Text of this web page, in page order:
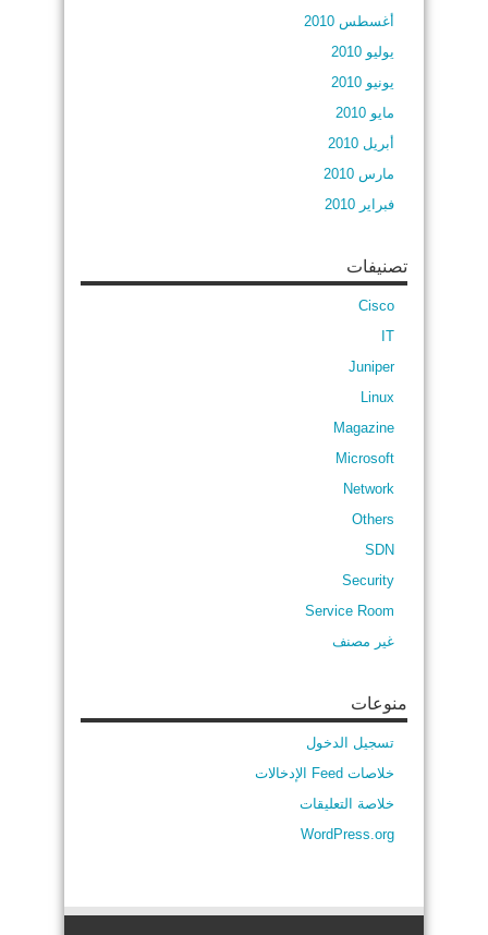
أغسطس 2010
يوليو 2010
يونيو 2010
مايو 2010
أبريل 2010
مارس 2010
فبراير 2010
تصنيفات
Cisco
IT
Juniper
Linux
Magazine
Microsoft
Network
Others
SDN
Security
Service Room
غير مصنف
منوعات
تسجيل الدخول
خلاصات Feed الإدخالات
خلاصة التعليقات
WordPress.org